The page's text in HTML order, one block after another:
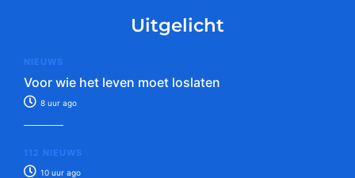
Uitgelicht
NIEUWS
Voor wie het leven moet loslaten
8 uur ago
112 NIEUWS
10 uur ago